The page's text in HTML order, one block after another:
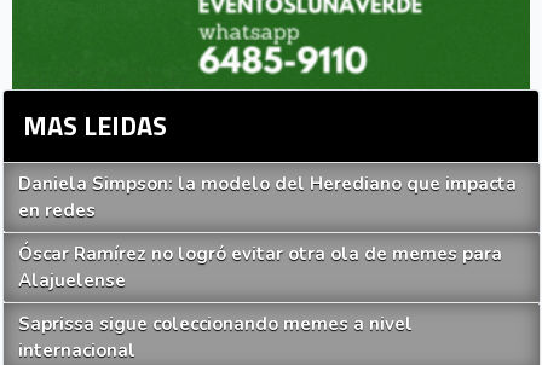
MAS LEIDAS
Daniela Simpson: la modelo del Herediano que impacta
en redes
Óscar Ramírez no logró evitar otra ola de memes para
Alajuelense
Saprissa sigue coleccionando memes a nivel
internacional